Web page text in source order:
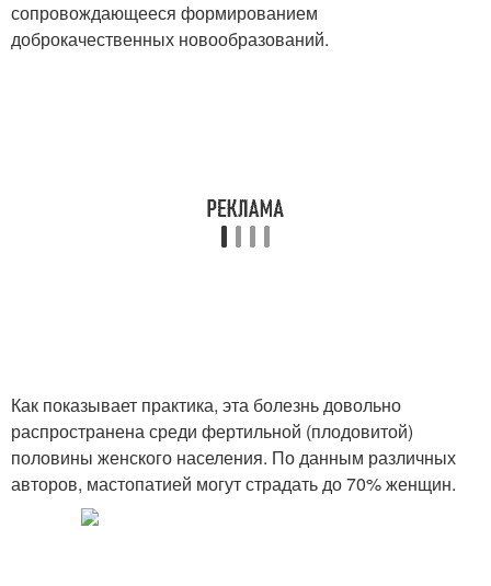
сопровождающееся формированием
доброкачественных новообразований.
Как показывает практика, эта болезнь довольно
распространена среди фертильной (плодовитой)
половины женского населения. По данным различных
авторов, мастопатией могут страдать до 70% женщин.